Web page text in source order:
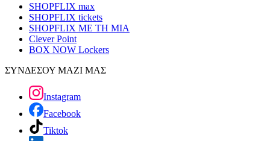
SHOPFLIX max
SHOPFLIX tickets
SHOPFLIX ΜΕ ΤΗ ΜΙΑ
Clever Point
BOX NOW Lockers
ΣΥΝΔΕΣΟΥ ΜΑΖΙ ΜΑΣ
Instagram
Facebook
Tiktok